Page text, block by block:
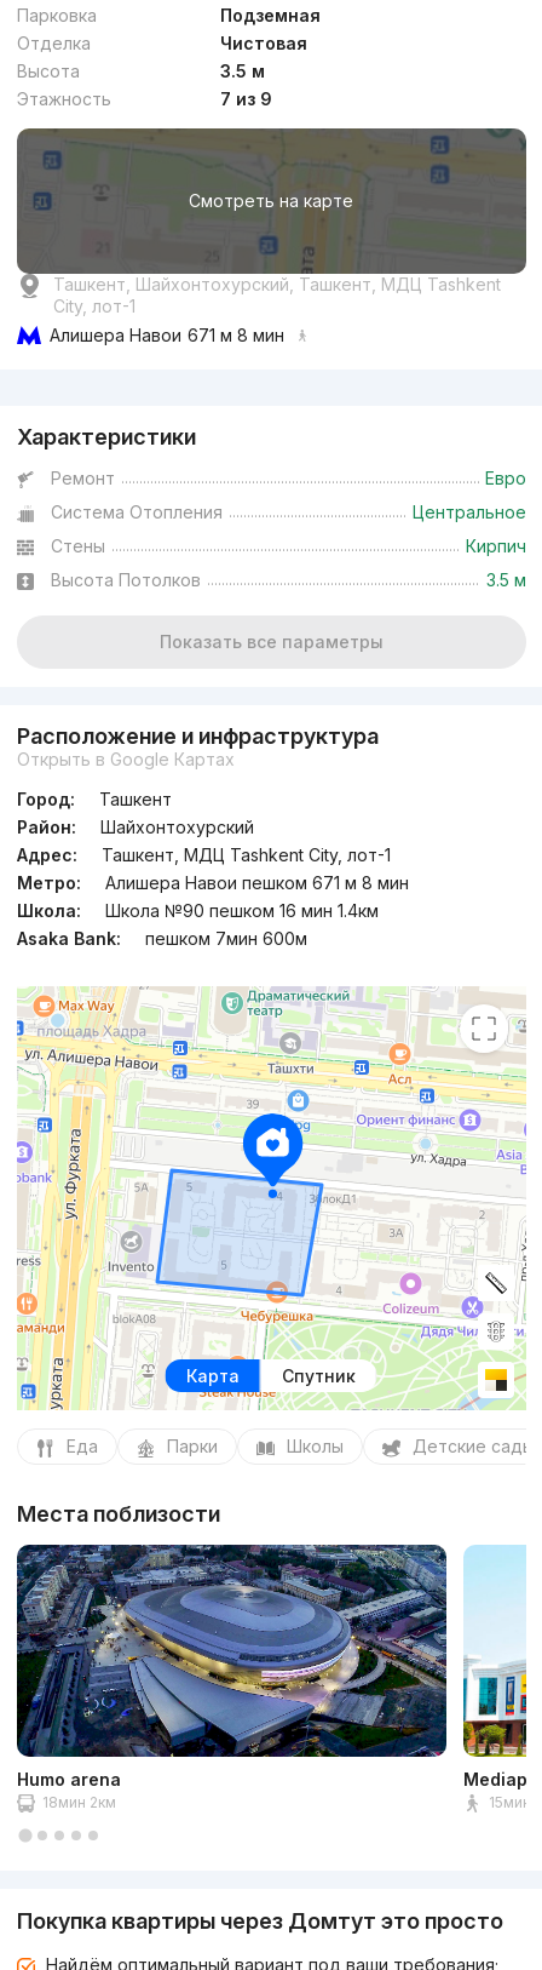
Парковка
Подземная
Отделка
Чистовая
Высота
3.5 м
Этажность
7 из 9
Смотреть на карте
Ташкент, Шайхонтохурский, Ташкент, МДЦ Tashkent
City, лот-1
Алишера Навои 671 м 8 мин
Характеристики
Ремонт
Евро
Система Отопления
Центральное
Стены
Кирпич
Высота Потолков
3.5 м
Показать все параметры
Расположение и инфраструктура
Открыть в Google Картах
Город:
Ташкент
Район:
Шайхонтохурский
Адрес:
Ташкент, МДЦ Tashkent City, лот-1
Метро:
Алишера Навои пешком 671 м 8 мин
Школа:
Школа №90 пешком 16 мин 1.4км
Asaka Bank:
пешком 7мин 600м
Карта Спутник
Еда Парки Школы Детские сады
Места поблизости
Humo arena
18мин 2км 15мин
Покупка квартиры через Домтут это просто
Найдём оптимальный вариант под ваши требования;